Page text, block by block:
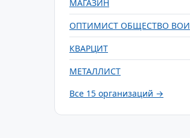
МАГАЗИН
ОПТИМИСТ ОБЩЕСТВО ВОИ
КВАРЦИТ
МЕТАЛЛИСТ
Все 15 организаций →